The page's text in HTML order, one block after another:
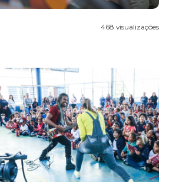
468 visualizações